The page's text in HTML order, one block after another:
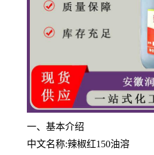
一、基本介绍
中文名称:辣椒红150油溶